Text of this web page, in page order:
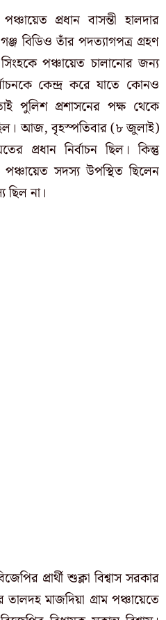
প্রধান বাসন্তী হালদার
বিডিও তাঁর পদত্যাগপত্র গ্রহণ
পঞ্চায়েত চালানোর জন্য
কেন্দ্র করে যাতে কোনও
পুলিশ প্রশাসনের পক্ষ থেকে
আজ, বৃহস্পতিবার (৮ জুলাই)
প্রধান নির্বাচন ছিল। কিন্তু
সদস্য উপস্থিত ছিলেন
না।
প্রার্থী শুক্লা বিশ্বাস সরকার
তালদহ মাজদিয়া গ্রাম পঞ্চায়েতে